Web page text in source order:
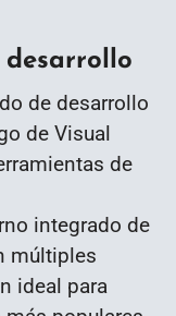
desarrollo
de desarrollo
de Visual
de
integrado de
múltiples
ideal para